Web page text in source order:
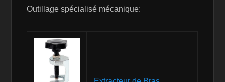
Outillage spécialisé mécanique: